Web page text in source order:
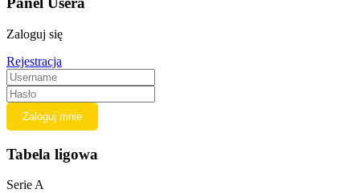
Zaloguj się
Rejestracja
Tabela ligowa
Serie A